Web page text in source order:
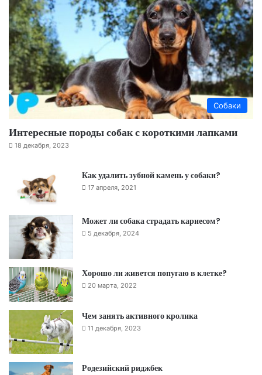
Собаки
Интересные породы собак с короткими лапками
18 декабря, 2023
Как удалить зубной камень у собаки?
17 апреля, 2021
Может ли собака страдать кариесом?
5 декабря, 2024
Хорошо ли живется попугаю в клетке?
20 марта, 2022
Чем занять активного кролика
11 декабря, 2023
Родезийский риджбек